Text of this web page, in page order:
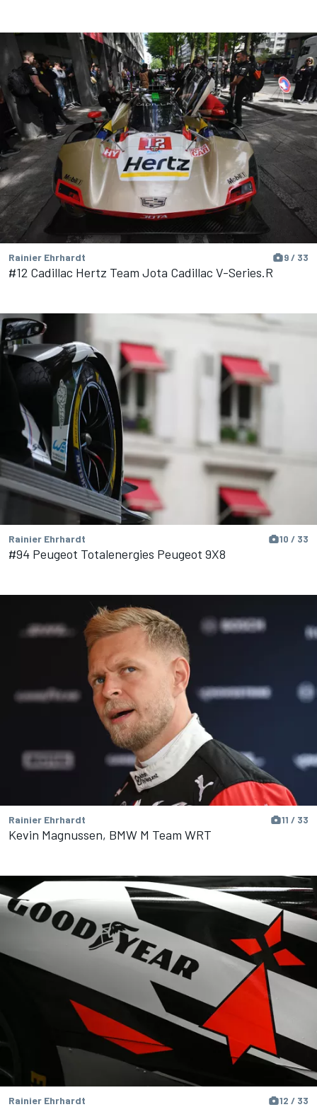
Rainier Ehrhardt 9 / 33
#12 Cadillac Hertz Team Jota Cadillac V-Series.R
Rainier Ehrhardt 10 / 33
#94 Peugeot Totalenergies Peugeot 9X8
Rainier Ehrhardt 11 / 33
Kevin Magnussen, BMW M Team WRT
Rainier Ehrhardt 12 / 33